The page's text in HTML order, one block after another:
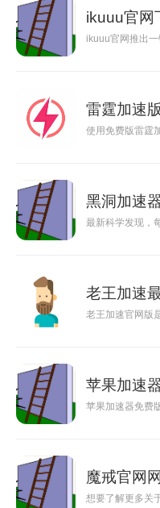
ikuuu官网
ikuuu官网推出
雷霆加速
使用免费版雷霆
黑洞加速
最新科学发现，
老王加速
老王加速官网版
苹果加速
苹果加速器免费
魔戒官网
想要了解更多关